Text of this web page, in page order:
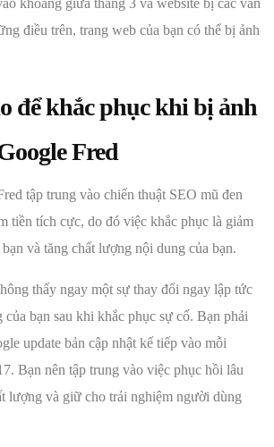
điều trên, trang web của bạn có thể bị ảnh
để khắc phục khi bị ảnh
Fred
tập trung vào chiến thuật SEO mũ đen
tiền tích cực, do đó việc khắc phục là giảm
và tăng chất lượng nội dung của bạn.
thấy ngay một sự thay đổi ngay lập tức
của bạn sau khi khắc phục sự cố. Bạn phải
update bản cập nhật kế tiếp vào mỗi
Bạn nên tập trung vào việc phục hồi lâu
lượng và giữ cho trải nghiệm người dùng